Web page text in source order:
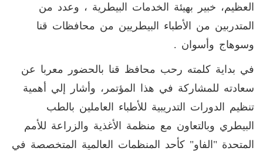
العظيم، خبير بهيئة الخدمات البيطرية ، وعدد من
المتدربين من الأطباء البيطريين من محافظات قنا
وسوهاج وأسوان .
في بداية كلمته رحب محافظ قنا بالحضور معربا عن
سعادته للمشاركة في هذا المؤتمر، وأشار إلي أهمية
تنظيم الدورات التدريبية للأطباء العاملين بالطب
البيطري وبالتعاون مع منظمة الأغذية والزراعة للأمم
المتحدة "الفاو" كأحد المنظمات العالمية المتخصصة في